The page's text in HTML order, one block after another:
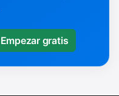
Empezar gratis